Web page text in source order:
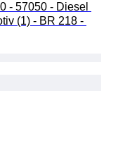
- 57050 - Diesel
(1) - BR 218 -